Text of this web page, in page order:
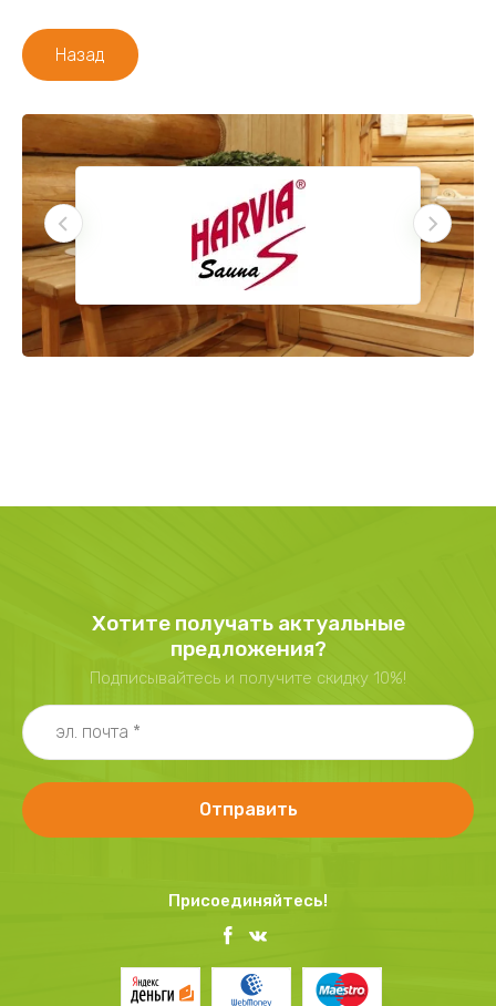
Назад
Присоединяйтесь!
Хотите получать актуальные
предложения?
Подписывайтесь и получите скидку 10%!
Отправить